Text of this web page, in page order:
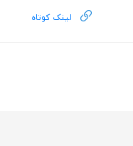
لینک کوتاه